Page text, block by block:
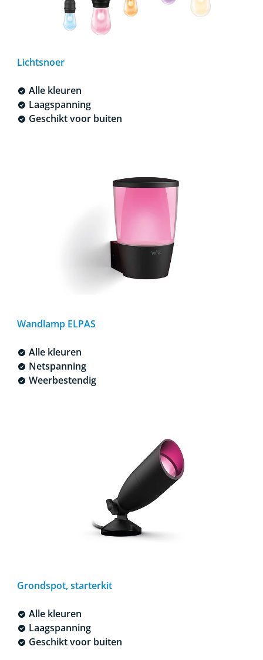
Lichtsnoer
Alle kleuren
Laagspanning
Geschikt voor buiten
Wandlamp ELPAS
Alle kleuren
Netspanning
Weerbestendig
Grondspot, starterkit
Alle kleuren
Laagspanning
Geschikt voor buiten